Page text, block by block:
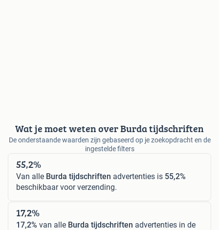
Wat je moet weten over Burda tijdschriften
De onderstaande waarden zijn gebaseerd op je zoekopdracht en de
ingestelde filters
55,2%
Van alle Burda tijdschriften advertenties is 55,2%
beschikbaar voor verzending.
17,2%
17,2% van alle Burda tijdschriften advertenties in de